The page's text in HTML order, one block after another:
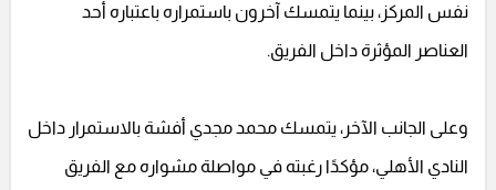
نفس المركز، بينما يتمسك آخرون باستمراره باعتباره أحد
العناصر المؤثرة داخل الفريق.
وعلى الجانب الآخر، يتمسك محمد مجدي أفشة بالاستمرار داخل
النادي الأهلي، مؤكدًا رغبته في مواصلة مشواره مع الفريق